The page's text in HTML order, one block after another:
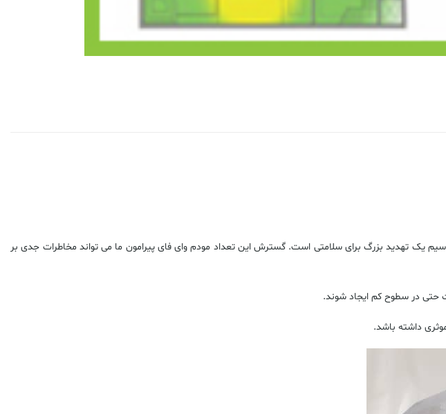
تهدید بزرگ برای سلامتی است. گسترش این تعداد مودم وای فای پیرامون ما می تواند مخاطرات جدی بر
حتی در سطوح کم ایجاد شوند.
داشته باشد.